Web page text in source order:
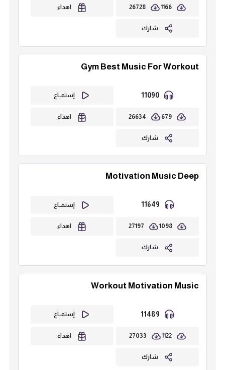
1166
26728 اهداء
شارك
Gym Best Music For Workout
إستمــاع
679
26634 اهداء
شارك
Motivation Music Deep
إستمــاع
1098
27197 اهداء
شارك
Workout Motivation Music
إستمــاع
1122
27033 اهداء
شارك